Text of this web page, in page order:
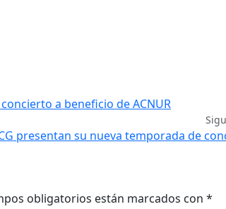
a beneficio de ACNUR
presentan su nueva temporada de
obligatorios están marcados con *